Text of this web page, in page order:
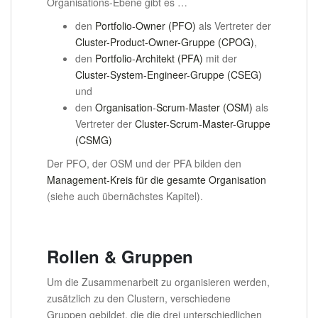
den Portfolio-Owner (PFO) als Vertreter der
Cluster-Product-Owner-Gruppe (CPOG),
den Portfolio-Architekt (PFA) mit der
Cluster-System-Engineer-Gruppe (CSEG)
und
den Organisation-Scrum-Master (OSM) als
Vertreter der Cluster-Scrum-Master-Gruppe
(CSMG)
Der PFO, der OSM und der PFA bilden den
Management-Kreis für die gesamte Organisation
(siehe auch übernächstes Kapitel).
Rollen & Gruppen
Um die Zusammenarbeit zu organisieren werden,
zusätzlich zu den Clustern, verschiedene
Gruppen gebildet, die die drei unterschiedlichen